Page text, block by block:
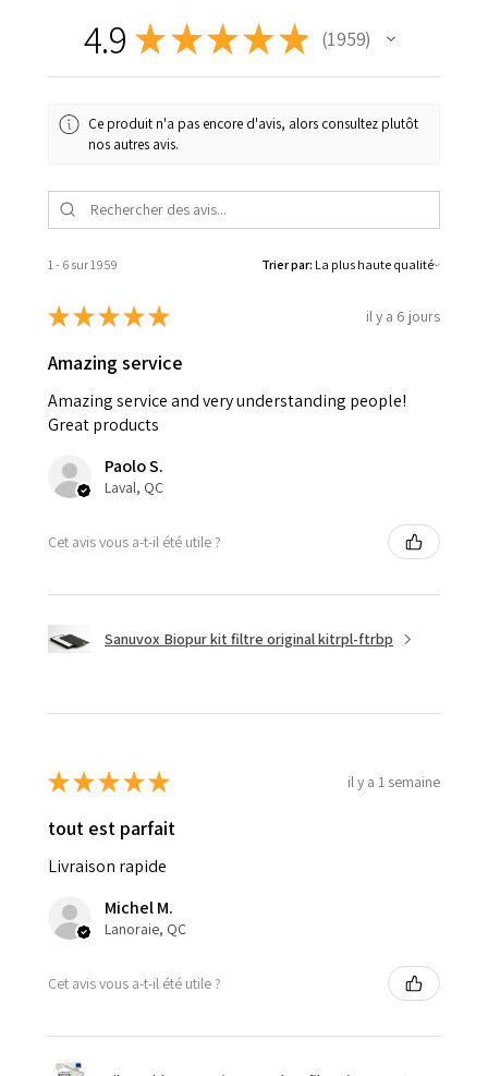
4.9 ★★★★★ 1 959
1959
Ce produit n'a pas encore d'avis, alors consultez plutôt
nos autres avis.
1 - 6 sur 1 959 Trier par:
★★★★★ il y a 6 jours
Amazing service
Amazing service and very understanding people!
Great products
Paolo S.
Laval, QC
Cet avis vous a-t-il été utile ?
Sanuvox Biopur kit filtre original kitrpl-ftrbp
★★★★★ il y a 1 semaine
tout est parfait
Livraison rapide
Michel M.
Lanoraie, QC
Cet avis vous a-t-il été utile ?